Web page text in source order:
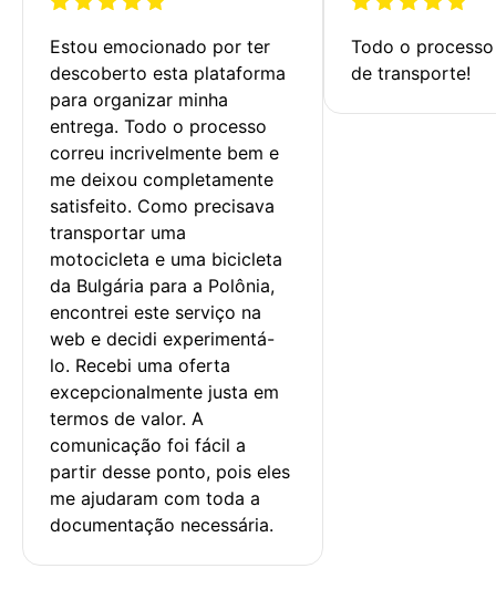
Estou emocionado por ter
descoberto esta plataforma
para organizar minha
entrega. Todo o processo
correu incrivelmente bem e
me deixou completamente
satisfeito. Como precisava
transportar uma
motocicleta e uma bicicleta
da Bulgária para a Polônia,
encontrei este serviço na
web e decidi experimentá-
lo. Recebi uma oferta
excepcionalmente justa em
termos de valor. A
comunicação foi fácil a
partir desse ponto, pois eles
me ajudaram com toda a
documentação necessária.
Todo o
de transporte!